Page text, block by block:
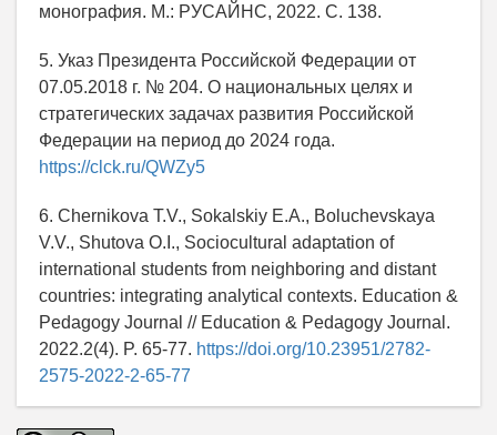
монография. М.: РУСАЙНС, 2022. С. 138.
5. Указ Президента Российской Федерации от
07.05.2018 г. № 204. О национальных целях и
стратегических задачах развития Российской
Федерации на период до 2024 года.
https://clck.ru/QWZy5
6. Chernikova T.V., Sokalskiy E.A., Boluchevskaya
V.V., Shutova O.I., Sociocultural adaptation of
international students from neighboring and distant
countries: integrating analytical contexts. Education &
Pedagogy Journal // Education & Pedagogy Journal.
2022.2(4). P. 65-77. https://doi.org/10.23951/2782-
2575-2022-2-65-77